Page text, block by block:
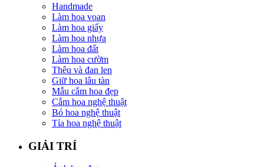
Handmade
Làm hoa voan
Làm hoa giấy
Làm hoa nhựa
Làm hoa đất
Làm hoa cườm
Thêu và đan len
Giữ hoa lâu tàn
Mẫu cắm hoa đẹp
Cắm hoa nghệ thuật
Bó hoa nghệ thuật
Tỉa hoa nghệ thuật
GIẢI TRÍ